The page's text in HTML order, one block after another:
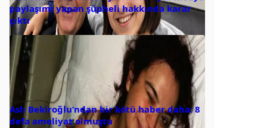
paylaşımı yapan şüpheli hakkında karar
çıktı
Aslı Bekiroğlu’ndan bir kötü haber daha: 8
defa ameliyat olmuştu